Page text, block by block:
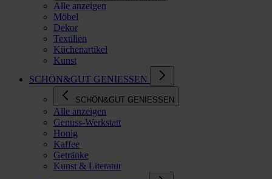
Alle anzeigen
Möbel
Dekor
Textilien
Küchenartikel
Kunst
SCHÖN&GUT GENIESSEN
SCHÖN&GUT GENIESSEN
Alle anzeigen
Genuss-Werkstatt
Honig
Kaffee
Getränke
Kunst & Literatur